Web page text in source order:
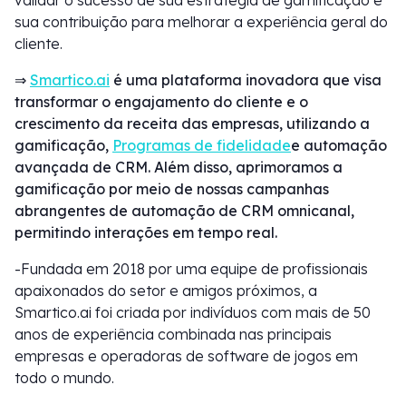
sua contribuição para melhorar a experiência geral do
cliente.
⇒ Smartico.ai é uma plataforma inovadora que visa
transformar o engajamento do cliente e o
crescimento da receita das empresas, utilizando a
gamificação, Programas de fidelidadee automação
avançada de CRM. Além disso, aprimoramos a
gamificação por meio de nossas campanhas
abrangentes de automação de CRM omnicanal,
permitindo interações em tempo real.
-Fundada em 2018 por uma equipe de profissionais
apaixonados do setor e amigos próximos, a
Smartico.ai foi criada por indivíduos com mais de 50
anos de experiência combinada nas principais
empresas e operadoras de software de jogos em
todo o mundo.